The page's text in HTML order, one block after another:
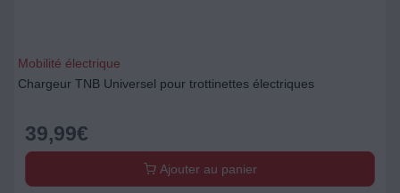
Mobilité électrique
Chargeur TNB Universel pour trottinettes électriques
39,99€
Ajouter au panier